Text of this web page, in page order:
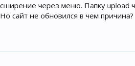
через меню. Папку upload
сайт не обновился в чем причина?